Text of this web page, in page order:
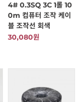
4# 0.3SQ 3C 1롤 10
0m 컴퓨터 조작 케이
블 조작선 회색
30,080원